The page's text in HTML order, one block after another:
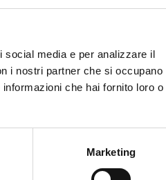
social media e per analizzare il
i nostri partner che si occupano
che hai fornito loro o
Marketing
e cassaforte.